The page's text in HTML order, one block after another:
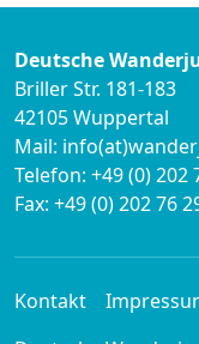
Deutsche
Briller Str. 181-183
42105 Wuppertal
Mail:
Telefon: +49 (0) 202
Fax: +49 (0) 202 76
Kontakt